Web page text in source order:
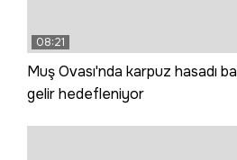
08:21
Muş Ovası'nda karpuz hasadı
gelir hedefleniyor